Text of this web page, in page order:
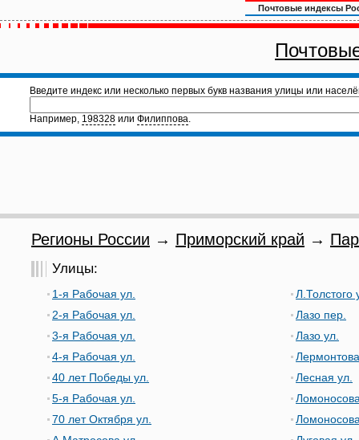
Почтовые индексы
Введите индекс или несколько первых букв названия улицы или
Например, 198328 или Филиппова.
Регионы России → Приморский край →
Улицы:
1-я Рабочая ул.
2-я Рабочая ул.
3-я Рабочая ул.
4-я Рабочая ул.
40 лет Победы ул.
5-я Рабочая ул.
70 лет Октября ул.
Л.Толстого
Лазо пер.
Лазо ул.
Лесная ул.